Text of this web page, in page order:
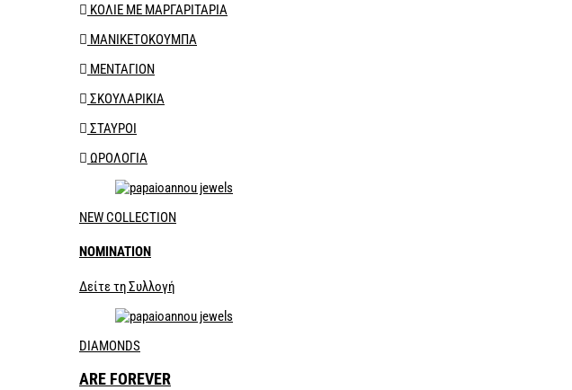
ΚΟΛΙΕ ΜΕ ΜΑΡΓΑΡΙΤΑΡΙΑ
ΜΑΝΙΚΕΤΟΚΟΥΜΠΑ
ΜΕΝΤΑΓΙΟΝ
ΣΚΟΥΛΑΡΙΚΙΑ
ΣΤΑΥΡΟΙ
ΩΡΟΛΟΓΙΑ
NEW COLLECTION
NOMINATION
Δείτε τη Συλλογή
DIAMONDS
ARE FOREVER